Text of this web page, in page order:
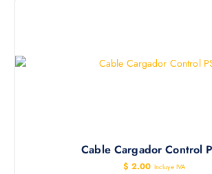
Cable Cargador Control
$ 2.00 Incluye IVA